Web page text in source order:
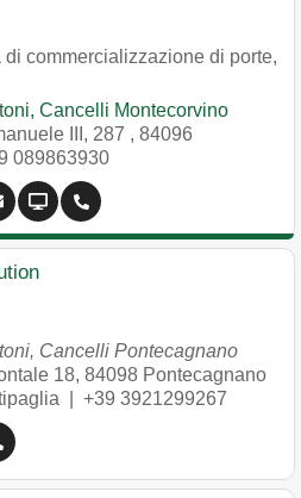
commercializzazione di porte,
Cancelli Montecorvino
III, 287 , 84096
089863930
Cancelli Pontecagnano
18, 84098 Pontecagnano
| +39 3921299267